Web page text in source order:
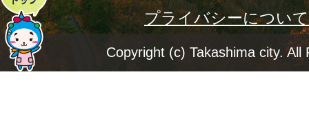
ー
ジ
プライバシーについて
Copyright (c) Takashima city. All